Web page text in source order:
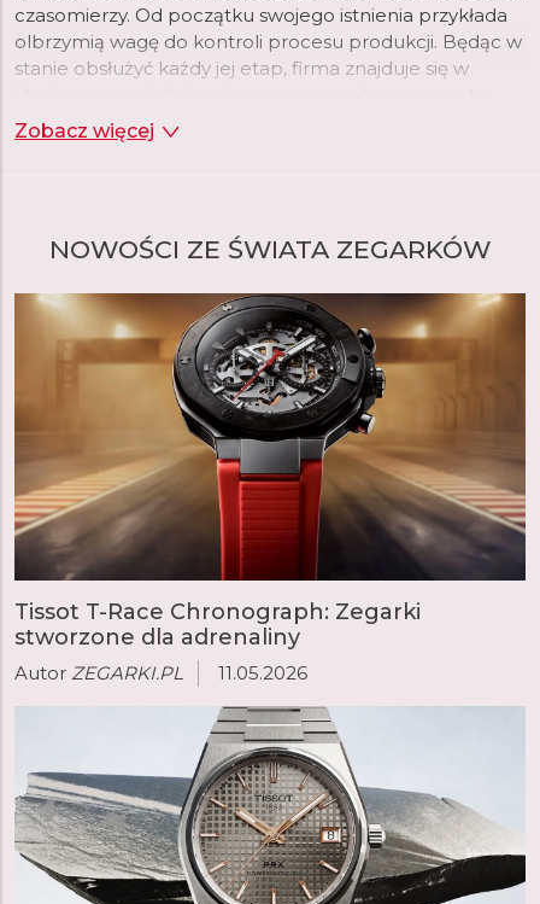
czasomierzy. Od początku swojego istnienia przykłada
olbrzymią wagę do kontroli procesu produkcji. Będąc w
stanie obsłużyć każdy jej etap, firma znajduje się w
branży.
Zobacz więcej
NOWOŚCI ZE ŚWIATA ZEGARKÓW
Tissot T-Race Chronograph: Zegarki
stworzone dla adrenaliny
Autor ZEGARKI.PL 11.05.2026